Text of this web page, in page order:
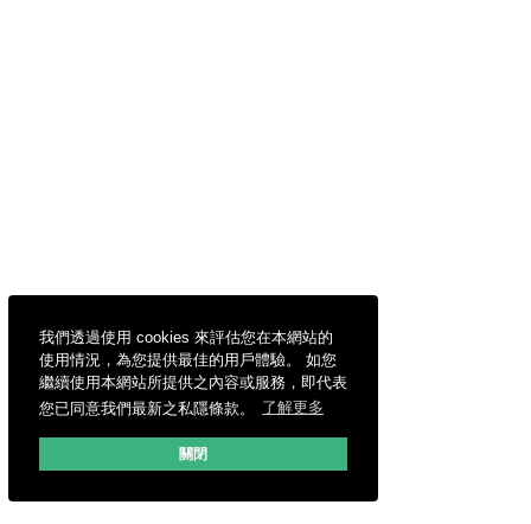
我們透過使用 cookies 來評估您在本網站的
使用情況，為您提供最佳的用戶體驗。 如您
繼續使用本網站所提供之內容或服務，即代表
您已同意我們最新之私隱條款。
了解更多
關閉